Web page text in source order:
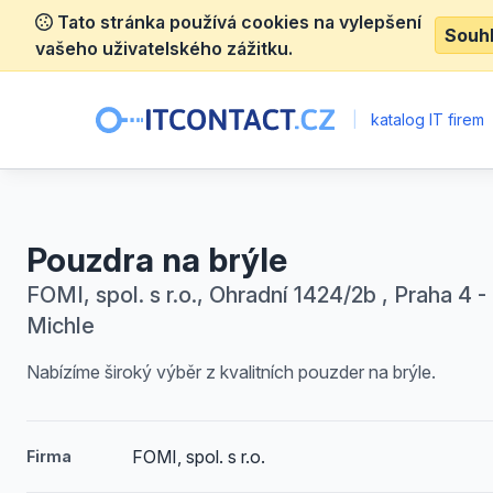
Tato stránka používá cookies na vylepšení
vašeho uživatelského zážitku.
katalog IT firem
Pouzdra na brýle
FOMI, spol. s r.o., Ohradní 1424/2b , Praha 4 -
Michle
Nabízíme široký výběr z kvalitních pouzder na brýle.
Firma FOMI, spol. s r.o.